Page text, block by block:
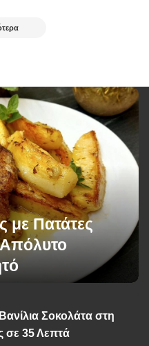
με Πατάτες
Σοκολάτα στη
σε 35 Λεπτά